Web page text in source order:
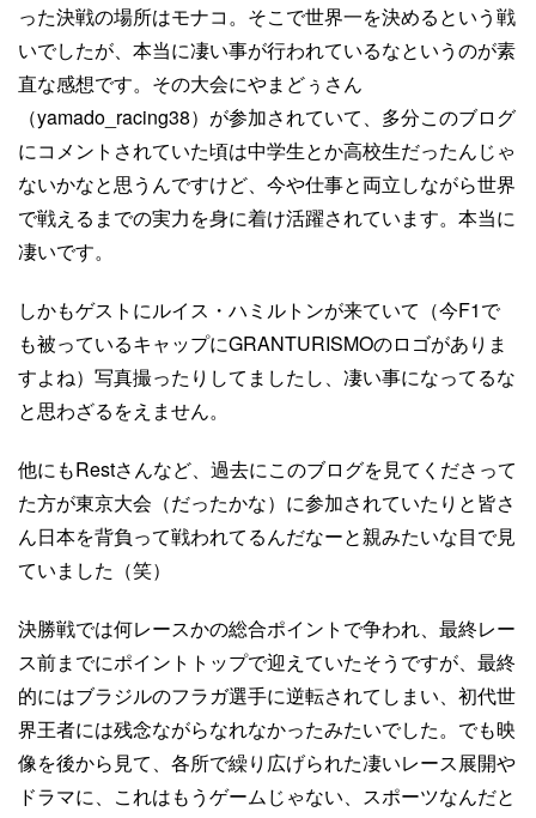
った決戦の場所はモナコ。そこで世界一を決めるという戦
いでしたが、本当に凄い事が行われているなというのが素
直な感想です。その大会にやまどぅさん
（yamado_racing38）が参加されていて、多分このブログ
にコメントされていた頃は中学生とか高校生だったんじゃ
ないかなと思うんですけど、今や仕事と両立しながら世界
で戦えるまでの実力を身に着け活躍されています。本当に
凄いです。
しかもゲストにルイス・ハミルトンが来ていて（今F1で
も被っているキャップにGRANTURISMOのロゴがありま
すよね）写真撮ったりしてましたし、凄い事になってるな
と思わざるをえません。
他にもRestさんなど、過去にこのブログを見てくださって
た方が東京大会（だったかな）に参加されていたりと皆さ
ん日本を背負って戦われてるんだなーと親みたいな目で見
ていました（笑）
決勝戦では何レースかの総合ポイントで争われ、最終レー
ス前までにポイントトップで迎えていたそうですが、最終
的にはブラジルのフラガ選手に逆転されてしまい、初代世
界王者には残念ながらなれなかったみたいでした。でも映
像を後から見て、各所で繰り広げられた凄いレース展開や
ドラマに、これはもうゲームじゃない、スポーツなんだと